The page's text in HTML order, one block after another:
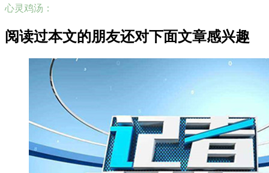
心灵鸡汤：
阅读过本文的朋友还对下面文章感兴趣